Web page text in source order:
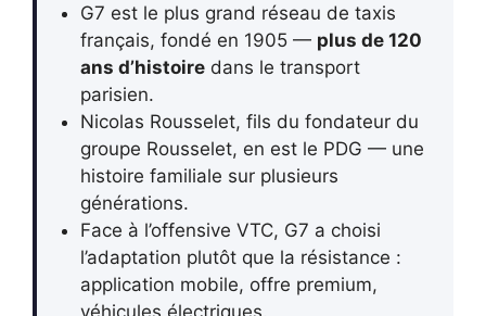
G7 est le plus grand réseau de taxis
français, fondé en 1905 — plus de 120
ans d’histoire dans le transport
parisien.
Nicolas Rousselet, fils du fondateur du
groupe Rousselet, en est le PDG — une
histoire familiale sur plusieurs
générations.
Face à l’offensive VTC, G7 a choisi
l’adaptation plutôt que la résistance :
application mobile, offre premium,
véhicules électriques.